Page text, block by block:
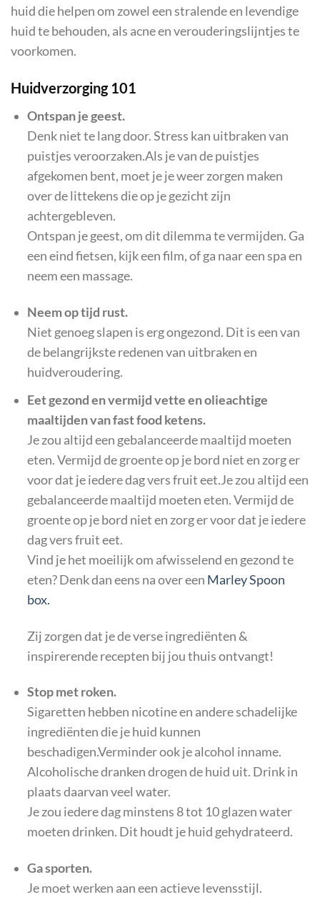
huid die helpen om zowel een stralende en levendige
huid te behouden, als acne en verouderingslijntjes te
voorkomen.
Huidverzorging 101
Ontspan je geest.
Denk niet te lang door. Stress kan uitbraken van
puistjes veroorzaken.Als je van de puistjes
afgekomen bent, moet je je weer zorgen maken
over de littekens die op je gezicht zijn
achtergebleven.
Ontspan je geest, om dit dilemma te vermijden. Ga
een eind fietsen, kijk een film, of ga naar een spa en
neem een massage.
Neem op tijd rust.
Niet genoeg slapen is erg ongezond. Dit is een van
de belangrijkste redenen van uitbraken en
huidveroudering.
Eet gezond en vermijd vette en olieachtige
maaltijden van fast food ketens.
Je zou altijd een gebalanceerde maaltijd moeten
eten. Vermijd de groente op je bord niet en zorg er
voor dat je iedere dag vers fruit eet.Je zou altijd een
gebalanceerde maaltijd moeten eten. Vermijd de
groente op je bord niet en zorg er voor dat je iedere
dag vers fruit eet.
Vind je het moeilijk om afwisselend en gezond te
eten? Denk dan eens na over een Marley Spoon
box.
Zij zorgen dat je de verse ingrediënten &
inspirerende recepten bij jou thuis ontvangt!
Stop met roken.
Sigaretten hebben nicotine en andere schadelijke
ingrediënten die je huid kunnen
beschadigen.Verminder ook je alcohol inname.
Alcoholische dranken drogen de huid uit. Drink in
plaats daarvan veel water.
Je zou iedere dag minstens 8 tot 10 glazen water
moeten drinken. Dit houdt je huid gehydrateerd.
Ga sporten.
Je moet werken aan een actieve levensstijl.